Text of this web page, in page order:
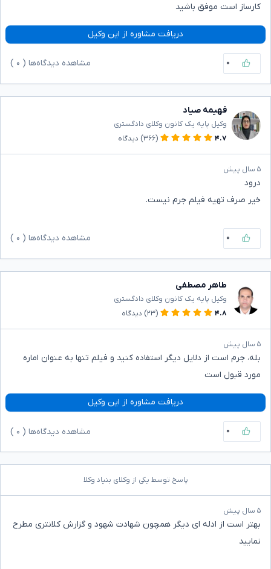
کارساز است موفق باشید
دریافت مشاوره از این وکیل
۰ مشاهده دیدگاه‌ها ( ۰
فهیمه صیاد
وکیل پایه یک کانون وکلای دادگستری
۴.۷
(۳۶۶) دیدگاه
۵ سال پیش
درود
خیر صرف تهیه فیلم جرم نیست.
۰ مشاهده دیدگاه‌ها ( ۰
طاهر مصطفی
وکیل پایه یک کانون وکلای دادگستری
۴.۸
(۲۳) دیدگاه
۵ سال پیش
بله، جرم است از دلایل دیگر استفاده کنید و فیلم تنها به عنوان اماره
مورد قبول است
دریافت مشاوره از این وکیل
۰ مشاهده دیدگاه‌ها ( ۰
پاسخ توسط یکی از وکلای بنیاد وکلا
۵ سال پیش
بهتر است از ادله ای دیگر همچون شهادت شهود و گزارش کلانتری مطرح
نمایید